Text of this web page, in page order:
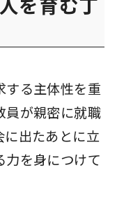
する主体性を重
員が親密に就職
出たあとに立
力を身につけて